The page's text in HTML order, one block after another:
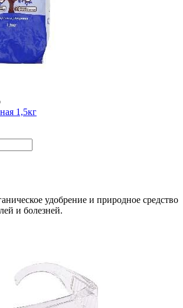
1,5кг
удобрение и природное средство
и болезней.